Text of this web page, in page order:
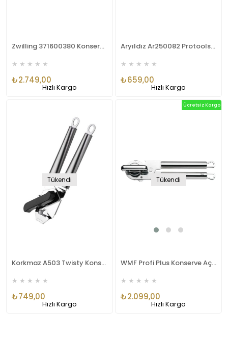
Zwilling 371600380 Konserve Açacağı
★ ★ ★ ★ ★
₺2.749,00
Hızlı Kargo
Aryıldız Ar250082 Protools Konserve Açacağı
★ ★ ★ ★ ★
₺659,00
Hızlı Kargo
Tükendi
Korkmaz A503 Twisty Konserve Açacağı
★ ★ ★ ★ ★
₺749,00
Hızlı Kargo
Tükendi
WMF Profi Plus Konserve Açacağı
★ ★ ★ ★ ★
₺2.099,00
Ücretsiz Kargo
Hızlı Kargo